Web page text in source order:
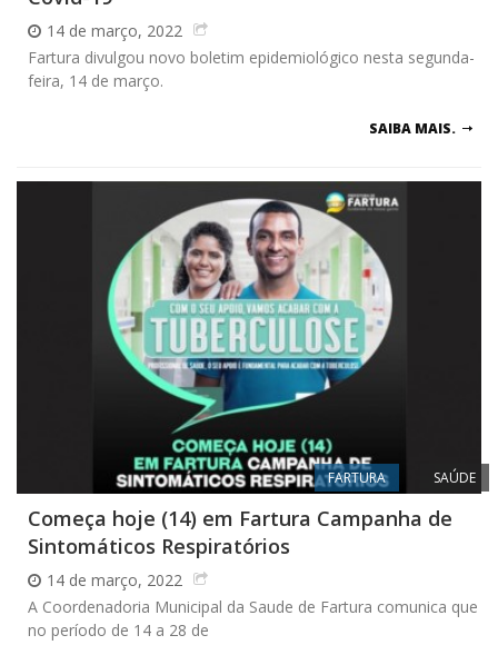
14 de março, 2022
Fartura divulgou novo boletim epidemiológico nesta segunda-
feira, 14 de março.
SAIBA MAIS.
FARTURA SAÚDE
Começa hoje (14) em Fartura Campanha de
Sintomáticos Respiratórios
14 de março, 2022
A Coordenadoria Municipal da Saude de Fartura comunica que
no período de 14 a 28 de